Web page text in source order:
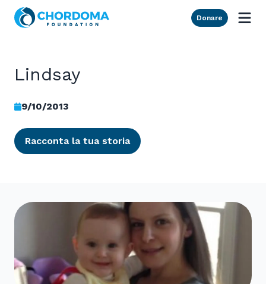
Skip to Main Content
Donare
Lindsay
9/10/2013
Racconta la tua storia